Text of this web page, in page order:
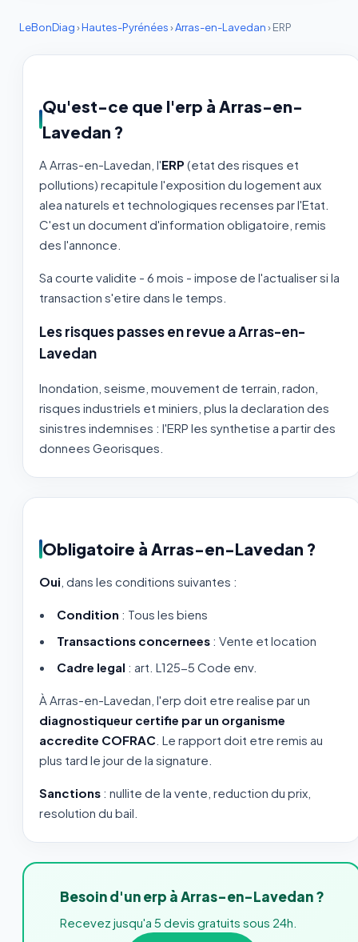
LeBonDiag›Hautes-Pyrénées›Arras-en-Lavedan›ERP
Qu'est-ce que l'erp à Arras-en-
Lavedan ?
A Arras-en-Lavedan, l'ERP (etat des risques et
pollutions) recapitule l'exposition du logement aux
alea naturels et technologiques recenses par l'Etat.
C'est un document d'information obligatoire, remis
des l'annonce.
Sa courte validite - 6 mois - impose de l'actualiser si la
transaction s'etire dans le temps.
Les risques passes en revue a Arras-en-
Lavedan
Inondation, seisme, mouvement de terrain, radon,
risques industriels et miniers, plus la declaration des
sinistres indemnises : l'ERP les synthetise a partir des
donnees Georisques.
Obligatoire à Arras-en-Lavedan ?
Oui , dans les conditions suivantes :
Condition : Tous les biens
Transactions concernees : Vente et location
Cadre legal : art. L125-5 Code env.
À Arras-en-Lavedan, l'erp doit etre realise par un
diagnostiqueur certifie par un organisme
accredite COFRAC . Le rapport doit etre remis au
plus tard le jour de la signature.
Sanctions : nullite de la vente, reduction du prix,
resolution du bail.
Besoin d'un erp à Arras-en-Lavedan ?
Recevez jusqu'a 5 devis gratuits sous 24h.